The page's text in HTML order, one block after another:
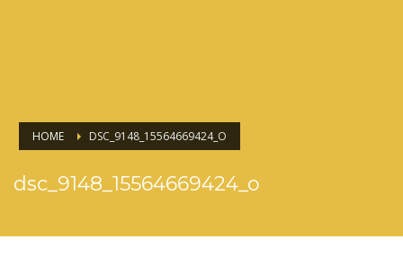
HOME DSC_9148_15564669424_O
dsc_9148_15564669424_o